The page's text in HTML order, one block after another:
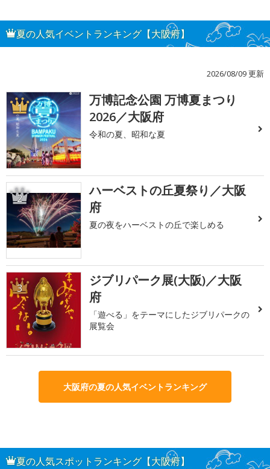
夏の人気イベントランキング【大阪府】
2026/08/09 更新
1
万博記念公園 万博夏まつり
2026／大阪府
令和の夏、昭和な夏
2
ハーベストの丘夏祭り／大阪
府
夏の夜をハーベストの丘で楽しめる
3
ジブリパーク展(大阪)／大阪
府
「遊べる」をテーマにしたジブリパークの
展覧会
大阪府の夏の人気イベントランキング
夏の人気スポットランキング【大阪府】